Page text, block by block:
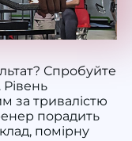
Спробуйте
. Рівень
за тривалістю
порадить
помірну